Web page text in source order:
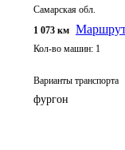
Самарская обл.
1 073 км
Кол-во машин: 1
Варианты транспорта
фургон